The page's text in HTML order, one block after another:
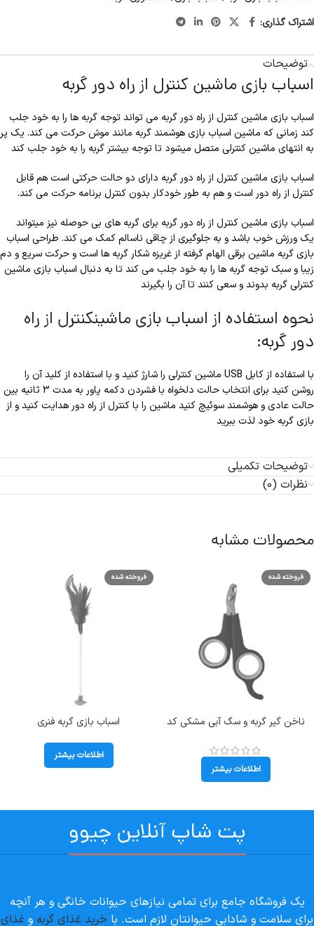
اشتراک گذاری:
توضیحات
اسباب بازی ماشین کنترل از راه دور گربه
اسباب بازی ماشین کنترل از راه دور گربه می تواند توجه گربه ها را به خود جلب
کند زمانی که ماشین اسباب بازی هوشمند گربه مانند موش حرکت می کند. یک پر
به انتهای ماشین کنترلی متصل میشود تا توجه بیشتر گربه را به خود جلب کند
اسباب بازی ماشین کنترل از راه دور گربه دارای دو حالت حرکتی است هم قابل
کنترل از راه دور است و هم به طور خودکار بدون کنترل برنامه حرکت می کند.
اسباب بازی ماشین کنترل از راه دور گربه برای گربه های بی حوصله نیز میتواند
یک ورزش خوب باشد و به جلوگیری از چاقی ناسالم کمک می کند. طراحی اسباب
بازی گربه ماشین برقی الهام گرفته از غریزه شکار گربه ها است و حرکت سریع و دم
زیبا و سبک توجه گربه ها را به خود جلب می کند تا به دنبال اسباب بازی ماشین
کنترلی گربه بدوند و سعی کنند تا آن را بگیرند
نحوه استفاده از اسباب بازی ماشینکنترل از راه
دور گربه:
با استفاده از کابل USB ماشین کنترلی را شارژ کنید و با استفاده از کلید آن را
روشن کنید برای انتخاب حالت دلخواه با فشردن دکمه پاور به مدت 3 ثانیه بین
حالت عادی و هوشمند سوئیچ کنید ماشین را با کنترل از راه دور هدایت کنید و از
بازی گربه خود لذت ببرید
توضیحات تکمیلی
نظرات (0)
محصولات مشابه
فروخته شده
ناخن گیر گربه و سگ آبی مشکی کد
اطلاعات بیشتر
فروخته شده
اسباب بازی گربه فنری
اطلاعات بیشتر
پت شاپ آنلاین چیوو
یک فروشگاه جامع برای تمامی نیازهای حیوانات خانگی و هر آنچه
برای سلامت و شادابی حیوانتان لازم است. با خرید غذای گربه و غذای